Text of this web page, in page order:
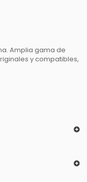
Amplia gama de
y compatibles,